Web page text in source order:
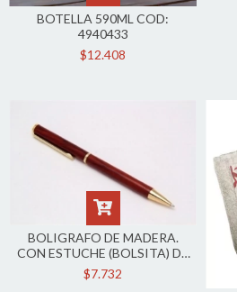
BOTELLA 590ML COD:
4940433
$12.408
BOLIGRAFO DE MADERA.
CON ESTUCHE (BOLSITA) DE
PANA 1123
$7.732